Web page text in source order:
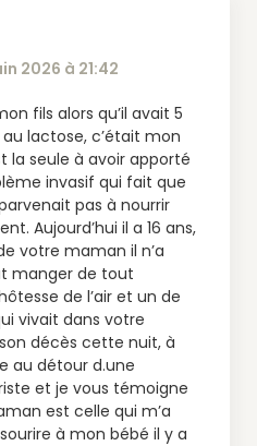
2026 à 21:42
fils alors qu’il avait 5
lactose, c’était mon
la seule à avoir apporté
invasif qui fait que
pas à nourrir
Aujourd’hui il a 16 ans,
votre maman il n’a
manger de tout
de l’air et un de
vivait dans votre
décès cette nuit, à
au détour d.une
et je vous témoigne
est celle qui m’a
à mon bébé il y a